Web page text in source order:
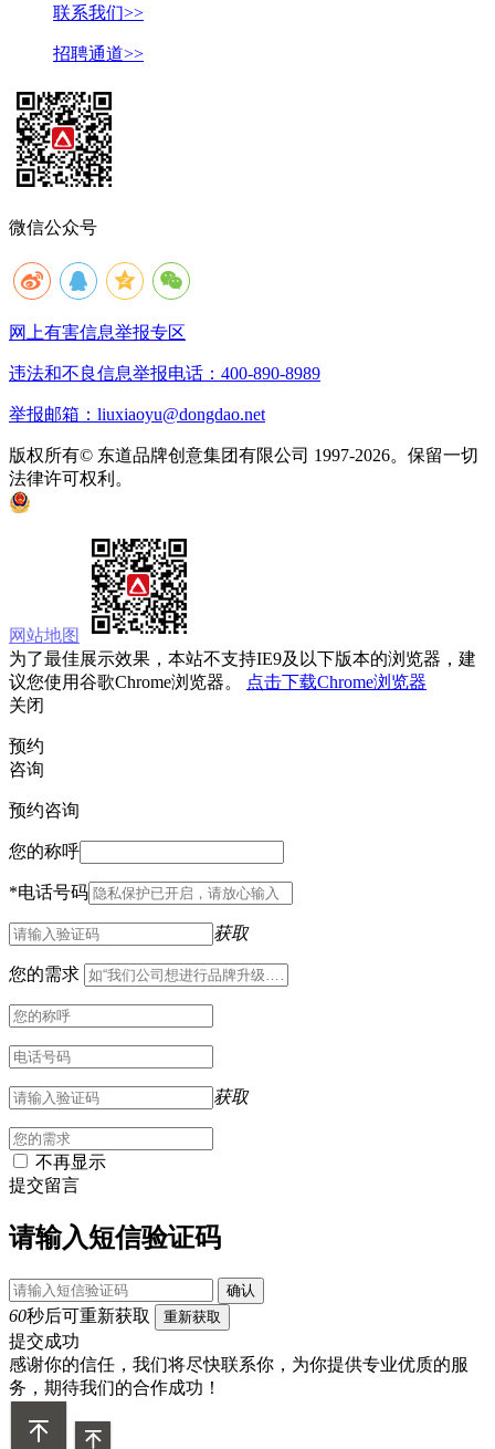
联系我们>>
招聘通道>>
微信公众号
网上有害信息举报专区
违法和不良信息举报电话：400-890-8989
举报邮箱：liuxiaoyu@dongdao.net
版权所有© 东道品牌创意集团有限公司 1997-2026。保留一切
法律许可权利。
网站地图
为了最佳展示效果，本站不支持IE9及以下版本的浏览器，建
议您使用谷歌Chrome浏览器。
点击下载Chrome浏览器
关闭
预约
咨询
预约咨询
您的称呼
*电话号码
获取
您的需求
获取
不再显示
提交留言
请输入短信验证码
确认
60秒后可重新获取 重新获取
提交成功
感谢你的信任，我们将尽快联系你，为你提供专业优质的服
务，期待我们的合作成功！